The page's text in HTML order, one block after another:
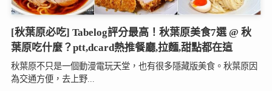
[秋葉原必吃] Tabelog評分最高！秋葉原美食7選 @ 秋
葉原吃什麼？ptt,dcard熱推餐廳,拉麵,甜點都在這
秋葉原不只是一個動漫電玩天堂，也有很多隱藏版美食。秋葉原因
為交通方便，去上野...